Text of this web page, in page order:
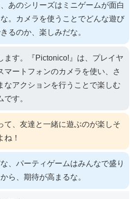
あのシリーズはミニゲームが面白
。カメラを使うことでどんな遊び
るのか、楽しみだな。
ます。『Pictonico!』は、プレイヤ
マートフォンのカメラを使い、さ
なアクションを行うことで楽しむ
です。
て、友達と一緒に遊ぶのが楽しそ
ね！
、パーティゲームはみんなで盛り
から、期待が高まるな。